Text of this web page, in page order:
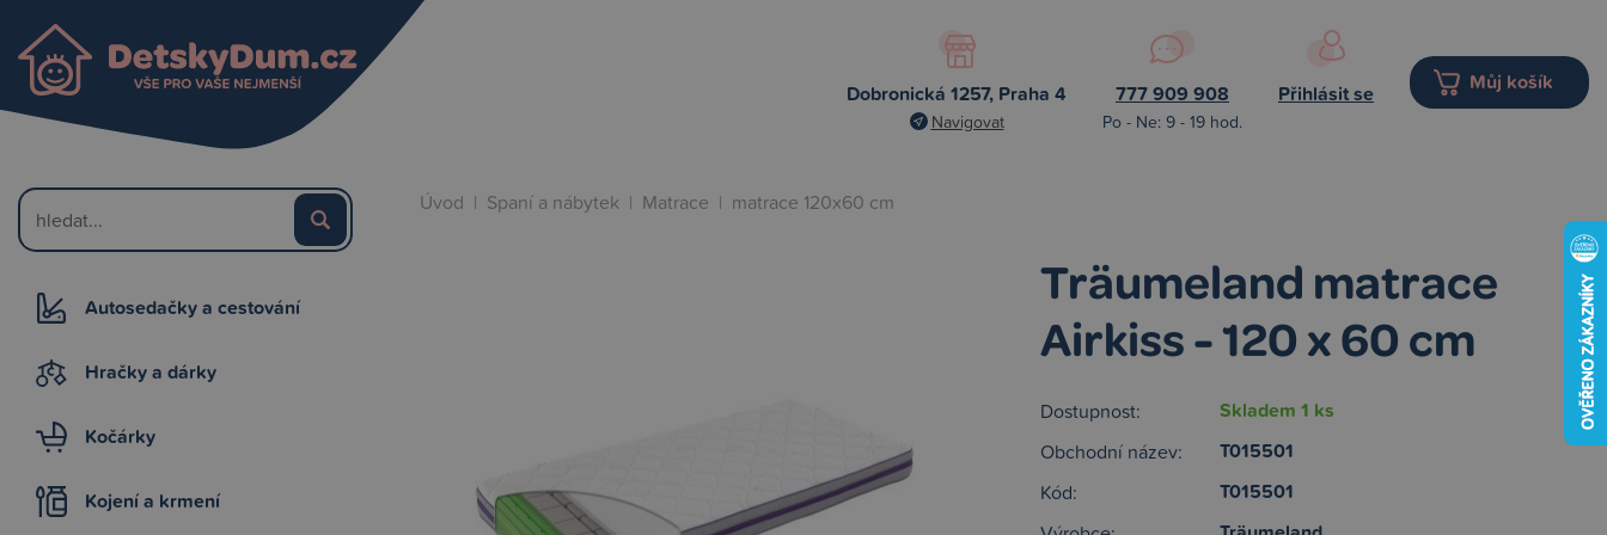
Dobronická 1257, Praha 4
Navigovat
777 909 908
Po - Ne: 9 - 19 hod.
Přihlásit se Můj košík
Autosedačky a cestování
Hračky a dárky
Kočárky
Kojení a krmení
Úvod | Spaní a nábytek | Matrace | matrace 120x60 cm
Träumeland matrace
Airkiss - 120 x 60 cm
Dostupnost: Skladem 1 ks
Obchodní název: T015501
Kód: T015501